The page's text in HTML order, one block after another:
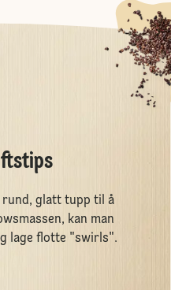
rund, glatt tupp til å
kan man
lage flotte "swirls".